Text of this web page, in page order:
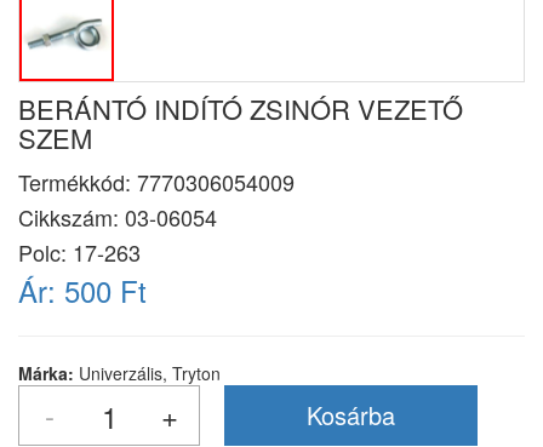
BERÁNTÓ INDÍTÓ ZSINÓR VEZETŐ
SZEM
Termékkód: 7770306054009
Cikkszám: 03-06054
Polc: 17-263
Ár: 500 Ft
Márka: Univerzális, Tryton